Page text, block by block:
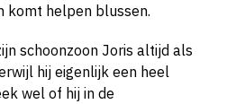
komt helpen blussen.
schoonzoon Joris altijd als
hij eigenlijk een heel
wel of hij in de